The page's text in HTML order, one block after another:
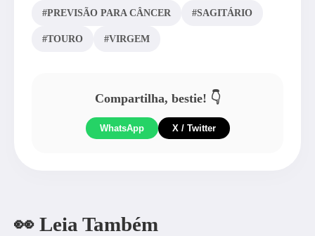
#PREVISÃO PARA CÂNCER #SAGITÁRIO
#TOURO #VIRGEM
Compartilha, bestie! 👇
WhatsApp X / Twitter
👀 Leia Também